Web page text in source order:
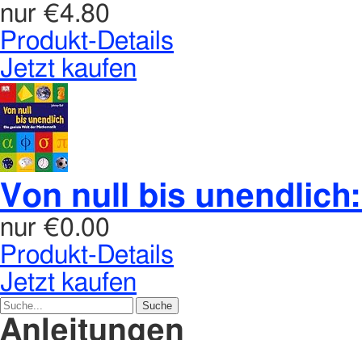
nur €4.80
Produkt-Details
Jetzt kaufen
Von null bis
nur €0.00
Produkt-Details
Jetzt kaufen
Anleitungen